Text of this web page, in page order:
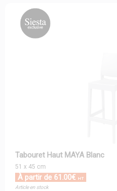
Tabouret Haut MAYA Blanc
51 x 45 cm
À partir de 61.00€ HT
Article en stock